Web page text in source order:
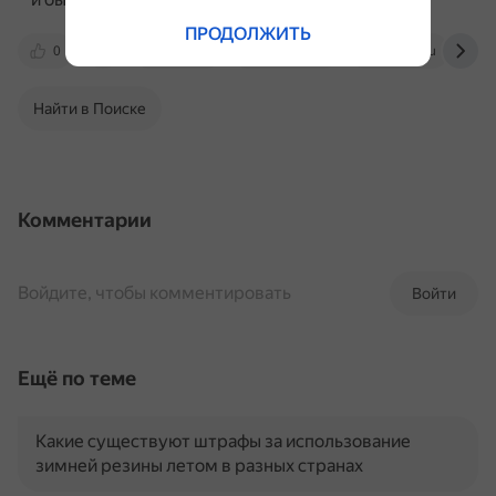
0 airline.su
Найти в Поиске
Комментарии
Войти
Войдите, чтобы комментировать
Ещё по теме
Какие существуют штрафы за использование
зимней резины летом в разных странах
ПРОДОЛЖИТЬ